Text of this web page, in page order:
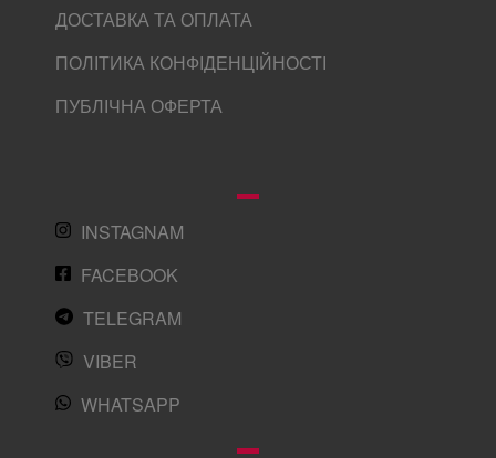
ДОСТАВКА ТА ОПЛАТА
ПОЛІТИКА КОНФІДЕНЦІЙНОСТІ
ПУБЛІЧНА ОФЕРТА
INSTAGNAM
FACEBOOK
TELEGRAM
VIBER
WHATSAPP